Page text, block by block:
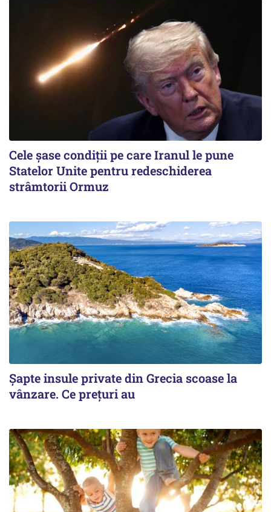
Cele șase condiții pe care Iranul le pune
Statelor Unite pentru redeschiderea
strâmtorii Ormuz
Șapte insule private din Grecia scoase la
vânzare. Ce prețuri au